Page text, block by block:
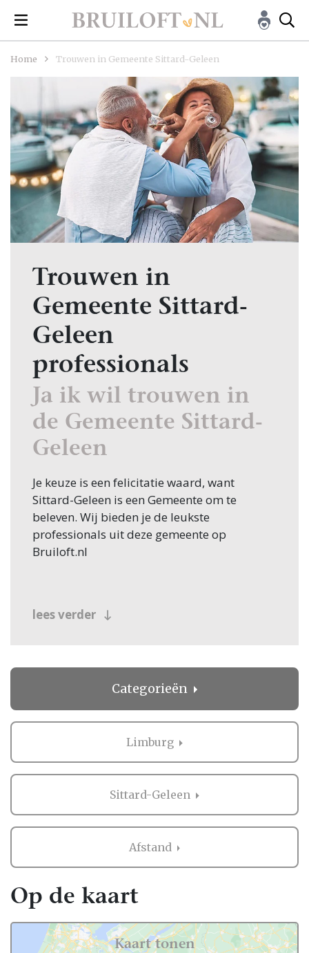
Home Trouwen in Gemeente Sittard-Geleen
Trouwen in
Gemeente Sittard-
Geleen
professionals
Ja ik wil trouwen in
de Gemeente Sittard-
Geleen
Je keuze is een felicitatie waard, want
Sittard-Geleen is een Gemeente om te
beleven. Wij bieden je de leukste
professionals uit deze gemeente op
Bruiloft.nl
lees verder
Categorieën
Limburg
Sittard-Geleen
Afstand
Op de kaart
Kaart tonen